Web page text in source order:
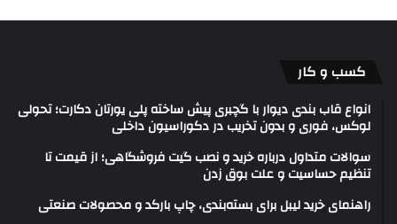
کسب و کار
انواع قاب بندی دیوار با گچبری پیش ساخته پلی یورتان دکارت؛ تحولی
لوکس، فوری و بدون تخریب در دکوراسیون داخلی
سوالات متداول درباره خرید و نصب گیت فروشگاهی؛ از قیمت تا
تنظیم حساسیت و علت بوق زدن
راهنمای خرید لیبل برای بسته‌بندی، چاپ بارکد و محصولات صنعتی